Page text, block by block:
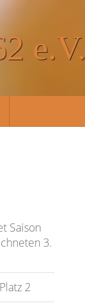
e.V.
Saison
3.
2